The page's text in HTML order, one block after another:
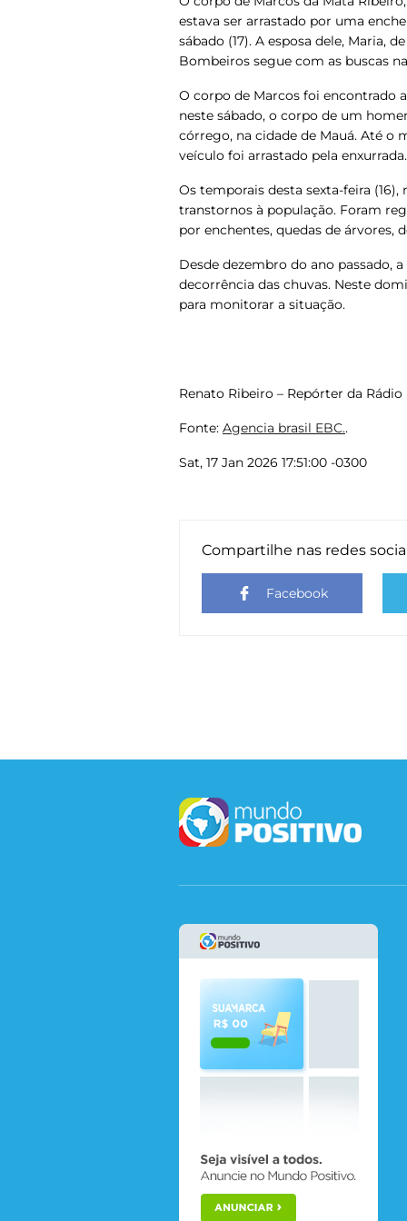
estava ser arrastado por uma
sábado (17). A esposa dele, Maria,
Bombeiros segue com as buscas
O corpo de Marcos foi encontrado
neste sábado, o corpo de um
córrego, na cidade de Mauá. Até o
veículo foi arrastado pela enxurrada.
Os temporais desta sexta-feira (16),
transtornos à população. Foram
por enchentes, quedas de árvores,
Desde dezembro do ano passado,
decorrência das chuvas. Neste
para monitorar a situação.
Renato Ribeiro – Repórter da Rádio
Fonte: Agencia brasil EBC..
Sat, 17 Jan 2026 17:51:00 -0300
Compartilhe nas redes
Facebook